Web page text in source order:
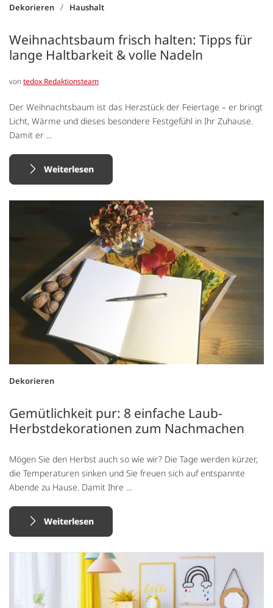
Dekorieren / Haushalt
Weihnachtsbaum frisch halten: Tipps für
lange Haltbarkeit & volle Nadeln
vontedox Redaktionsteam
Der Weihnachtsbaum ist das Herzstück der Feiertage – er bringt
Licht, Wärme und dieses besondere Festgefühl in Ihr Zuhause.
Damit er ...
Weiterlesen
Dekorieren
Gemütlichkeit pur: 8 einfache Laub-
Herbstdekorationen zum Nachmachen
Mögen Sie den Herbst auch so wie wir? Die Tage werden kürzer,
die Temperaturen sinken und Sie freuen sich auf entspannte
Abende zu Hause. Damit Ihre ...
Weiterlesen